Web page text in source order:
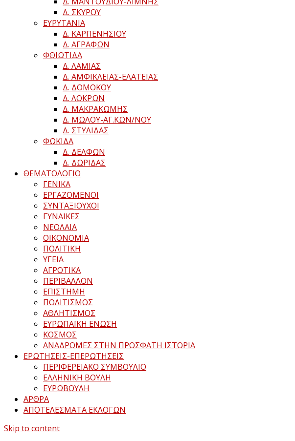
Δ. ΣΚΥΡΟΥ
ΕΥΡΥΤΑΝΙΑ
Δ. ΚΑΡΠΕΝΗΣΙΟΥ
Δ. ΑΓΡΑΦΩΝ
ΦΘΙΩΤΙΔΑ
Δ. ΛΑΜΙΑΣ
Δ. ΑΜΦΙΚΛΕΙΑΣ-ΕΛΑΤΕΙΑΣ
Δ. ΔΟΜΟΚΟΥ
Δ. ΛΟΚΡΩΝ
Δ. ΜΑΚΡΑΚΩΜΗΣ
Δ. ΜΩΛΟΥ-ΑΓ.ΚΩΝ/ΝΟΥ
Δ. ΣΤΥΛΙΔΑΣ
ΦΩΚΙΔΑ
Δ. ΔΕΛΦΩΝ
Δ. ΔΩΡΙΔΑΣ
ΘΕΜΑΤΟΛΟΓΙΟ
ΓΕΝΙΚΑ
ΕΡΓΑΖΟΜΕΝΟΙ
ΣΥΝΤΑΞΙΟΥΧΟΙ
ΓΥΝΑΙΚΕΣ
ΝΕΟΛΑΙΑ
ΟΙΚΟΝΟΜΙΑ
ΠΟΛΙΤΙΚΗ
ΥΓΕΙΑ
ΑΓΡΟΤΙΚΑ
ΠΕΡΙΒΑΛΛΟΝ
ΕΠΙΣΤΗΜΗ
ΠΟΛΙΤΙΣΜΟΣ
ΑΘΛΗΤΙΣΜΟΣ
ΕΥΡΩΠΑΪΚΗ ΕΝΩΣΗ
ΚΟΣΜΟΣ
ΑΝΑΔΡΟΜΕΣ ΣΤΗΝ ΠΡΟΣΦΑΤΗ ΙΣΤΟΡΙΑ
ΕΡΩΤΗΣΕΙΣ-ΕΠΕΡΩΤΗΣΕΙΣ
ΠΕΡΙΦΕΡΕΙΑΚΟ ΣΥΜΒΟΥΛΙΟ
ΕΛΛΗΝΙΚΗ ΒΟΥΛΗ
ΕΥΡΩΒΟΥΛΗ
ΑΡΘΡΑ
ΑΠΟΤΕΛΕΣΜΑΤΑ ΕΚΛΟΓΩΝ
Skip to content